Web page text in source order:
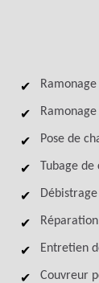
Pose de
Tubage
Entretien
Couvreur